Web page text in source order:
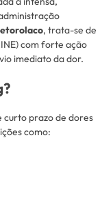
, trata-se de
com forte ação
imediato da dor.
prazo de dores
como: